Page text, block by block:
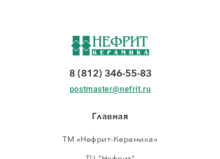
8 (812) 346-55-83
postmaster@nefrit.ru
Главная
ТМ «Нефрит-Керамика»